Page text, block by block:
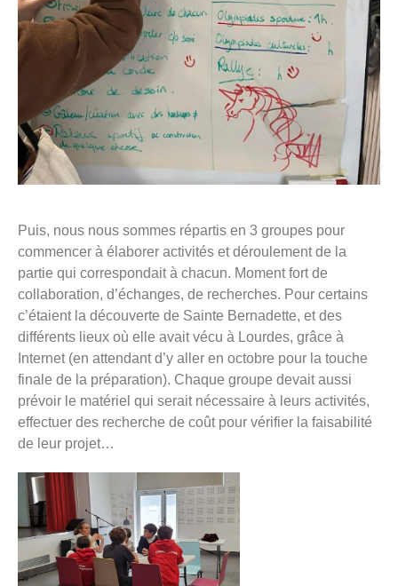
Puis, nous nous sommes répartis en 3 groupes pour
commencer à élaborer activités et déroulement de la
partie qui correspondait à chacun. Moment fort de
collaboration, d’échanges, de recherches. Pour certains
c’étaient la découverte de Sainte Bernadette, et des
différents lieux où elle avait vécu à Lourdes, grâce à
Internet (en attendant d’y aller en octobre pour la touche
finale de la préparation). Chaque groupe devait aussi
prévoir le matériel qui serait nécessaire à leurs activités,
effectuer des recherche de coût pour vérifier la faisabilité
de leur projet…